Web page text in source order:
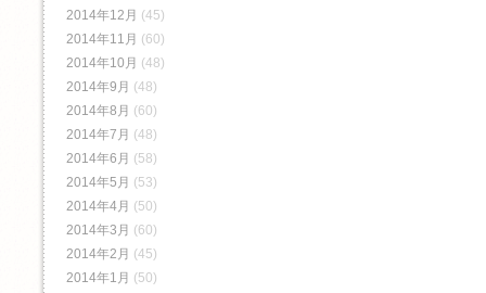
2014年12月 (45)
2014年11月 (60)
2014年10月 (48)
2014年9月 (48)
2014年8月 (60)
2014年7月 (48)
2014年6月 (58)
2014年5月 (53)
2014年4月 (50)
2014年3月 (60)
2014年2月 (45)
2014年1月 (50)